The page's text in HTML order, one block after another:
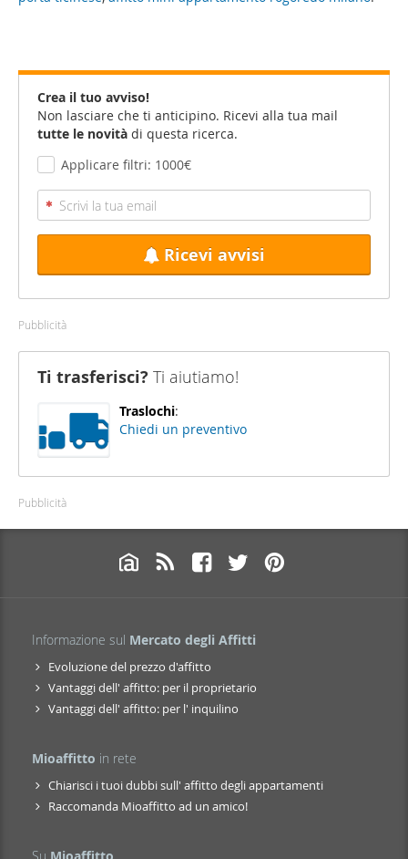
Crea il tuo avviso!
Non lasciare che ti anticipino. Ricevi alla tua mail
tutte le novità di questa ricerca.
Applicare filtri: 1000€
Ricevi avvisi
Pubblicità
Ti trasferisci? Ti aiutiamo!
Traslochi:
Chiedi un preventivo
Pubblicità
Informazione sul Mercato degli Affitti
Evoluzione del prezzo d'affitto
Vantaggi dell' affitto: per il proprietario
Vantaggi dell' affitto: per l' inquilino
Mioaffitto in rete
Chiarisci i tuoi dubbi sull' affitto degli appartamenti
Raccomanda Mioaffitto ad un amico!
Su Mioaffitto